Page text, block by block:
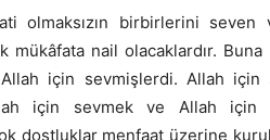
olmaksızın birbirlerini
mükâfata nail olacaklardır.
Allah için sevmişlerdi. Allah için
için sevmek ve Allah için
dostluklar menfaat üzerine